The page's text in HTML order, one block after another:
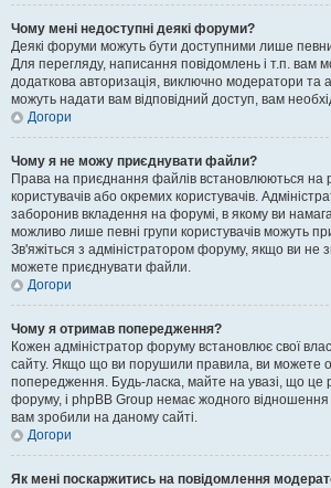
Чому мені недоступні деякі форуми?
Деякі форуми можуть бути доступними лише
Для перегляду, написання повідомлень і т.п. вам
додаткова авторизація, виключно модератори та
можуть надати вам відповідний доступ, вам
Догори
Чому я не можу приєднувати файли?
Права на приєднання файлів встановлюються на
користувачів або окремих користувачів.
заборонив вкладення на форумі, в якому ви
можливо лише певні групи користувачів можуть
Зв'яжіться з адміністратором форуму, якщо ви не
можете приєднувати файли.
Догори
Чому я отримав попередження?
Кожен адміністратор форуму встановлює свої
сайту. Якщо що ви порушили правила, ви можете
попередження. Будь-ласка, майте на увазі, що це
форуму, і phpBB Group немає жодного
вам зробили на даному сайті.
Догори
Як мені поскаржитись на повідомлення